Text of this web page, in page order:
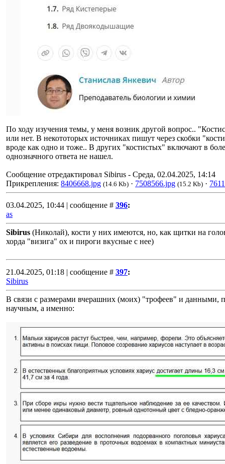
По ходу изучения темы, у меня возник другой вопрос..
или нет. В некототорых источниках пишут через скобки
вроде как одно и тоже.. В других "костистых" включают в
однозначного ответа не нашел.
Сообщение отредактировал Sibirus - Среда, 02.04.2025, 14:14
Прикрепления: 8406668.jpg (14.6 Kb) · 7508566.jpg (15.2 Kb) ·
03.04.2025, 10:44 | сообщение # 396:
as
Sibirus (Николай), кости у них имеются, но, как щитки на
хорда "визига" ох и пироги вкусные с нее)
21.04.2025, 01:18 | сообщение # 397:
Sibirus
В связи с размерами вчерашних (моих) "трофеев" и данными,
научным, а именно: